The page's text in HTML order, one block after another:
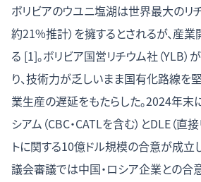
ボリビアのウユニ塩湖は世界最大のリ
約21%推計）を擁するとされるが、産
る [1]。ボリビア国営リチウム社（YLB
り、技術力が乏しいまま国有化路線を
業生産の遅延をもたらした。2024年末
シアム（CBC・CATLを含む）とDLE（直
トに関する10億ドル規模の合意が成立
議会審議では中国・ロシア企業との合